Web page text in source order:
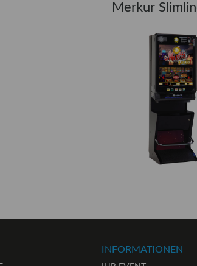
Merkur
INFORMATIONEN